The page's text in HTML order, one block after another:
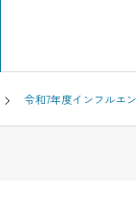
令和7年度インフルエ